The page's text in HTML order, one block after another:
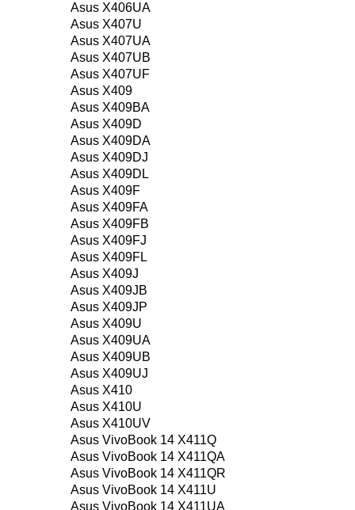
Asus X406UA
Asus X407U
Asus X407UA
Asus X407UB
Asus X407UF
Asus X409
Asus X409BA
Asus X409D
Asus X409DA
Asus X409DJ
Asus X409DL
Asus X409F
Asus X409FA
Asus X409FB
Asus X409FJ
Asus X409FL
Asus X409J
Asus X409JB
Asus X409JP
Asus X409U
Asus X409UA
Asus X409UB
Asus X409UJ
Asus X410
Asus X410U
Asus X410UV
Asus VivoBook 14 X411Q
Asus VivoBook 14 X411QA
Asus VivoBook 14 X411QR
Asus VivoBook 14 X411U
Asus VivoBook 14 X411UA